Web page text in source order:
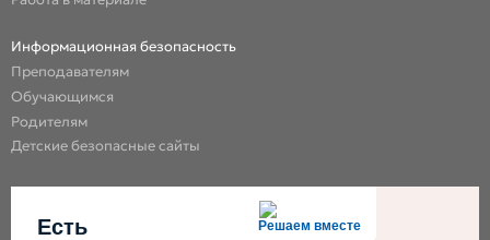
Информационная безопасность
Преподавателям
Обучающимся
Родителям
Детские безопасные сайты
Решаем вместе
Есть